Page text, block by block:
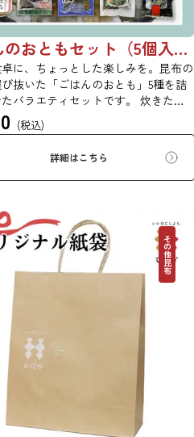
ごはんのおともセット（5個入り）【初回購入は20％OFF】
に、ちょっとした楽しみを。昆布の
抜いた「ごはんのおとも」5種を詰
バラエティセットです。 炊きたて
せるだけ、お弁当に添えるだけで、
しさが広がります。ご自宅用にはも
ちょっとした贈り物にもおすすめで
商品はギフト仕様の化粧箱ではな
ンボール梱包でのお届けとなりま
【初回購入20％OFFクーポンコー
】
(税込)
詳細はこちら
その他昆布